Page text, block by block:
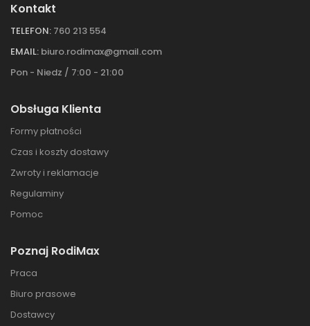
Kontakt
TELEFON: 760 213 554
EMAIL: biuro.rodimax@gmail.com
Pon - Niedz / 7:00 - 21:00
Obsługa Klienta
Formy płatności
Czas i koszty dostawy
Zwroty i reklamacje
Regulaminy
Pomoc
Poznaj RodiMax
Praca
Biuro prasowe
Dostawcy